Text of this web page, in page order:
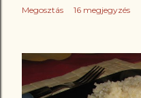
Megosztás 16 megjegyzés